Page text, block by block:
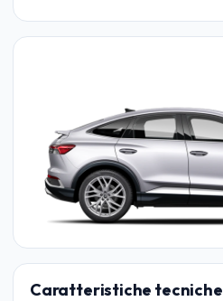
Caratteristiche tecniche